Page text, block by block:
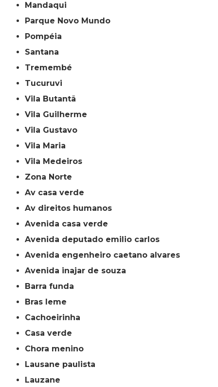
Mandaqui
Parque Novo Mundo
Pompéia
Santana
Tremembé
Tucuruvi
Vila Butantã
Vila Guilherme
Vila Gustavo
Vila Maria
Vila Medeiros
Zona Norte
av casa verde
av direitos humanos
avenida casa verde
avenida deputado emilio carlos
avenida engenheiro caetano alvares
avenida inajar de souza
barra funda
bras leme
cachoeirinha
casa verde
chora menino
lausane paulista
lauzane